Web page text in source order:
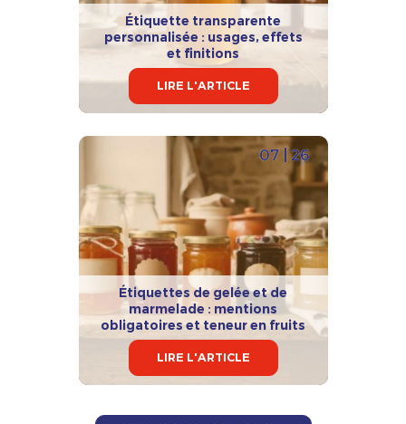
Étiquette transparente
personnalisée : usages, effets
et finitions
LIRE L'ARTICLE
07 | 26
Étiquettes de gelée et de
marmelade : mentions
obligatoires et teneur en fruits
LIRE L'ARTICLE